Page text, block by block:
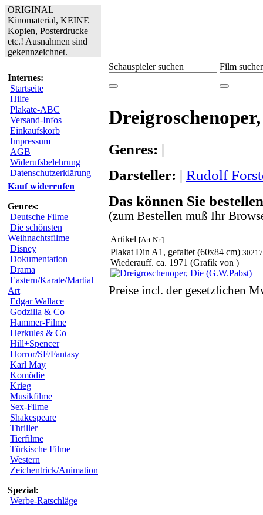
ORIGINAL
Kinomaterial, KEINE
Kopien, Posterdrucke
etc.! Ausnahmen sind
gekennzeichnet.
Internes:
Startseite
Hilfe
Plakate-ABC
Versand-Infos
Einkaufskorb
Impressum
AGB
Widerufsbelehrung
Datenschutzerklärung
Kauf widerrufen
Genres:
Deutsche Filme
Die schönsten
Weihnachtsfilme
Disney
Dokumentation
Drama
Eastern/Karate/Martial
Art
Edgar Wallace
Godzilla & Co
Hammer-Filme
Herkules & Co
Hill+Spencer
Horror/SF/Fantasy
Karl May
Komödie
Krieg
Musikfilme
Sex-Filme
Shakespeare
Thriller
Tierfilme
Türkische Filme
Western
Zeichentrick/Animation
Spezial:
Werbe-Ratschläge
Schauspieler suchen Film
Genres: |
Darsteller: | Rudolf
Das können Sie
(zum Bestellen muß Ihr
Artikel [Art.Nr.]
Plakat Din A1, gefaltet (60x84 cm)
Wiederauff. ca. 1971 (Grafik von )
Preise incl. der gesetzlichen